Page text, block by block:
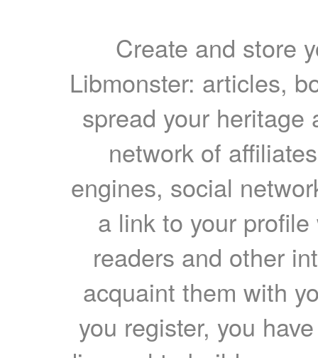
Create and store
Libmonster: articles,
spread your heritage
network of
engines, social
a link to your
readers and other
acquaint them with
you register, you